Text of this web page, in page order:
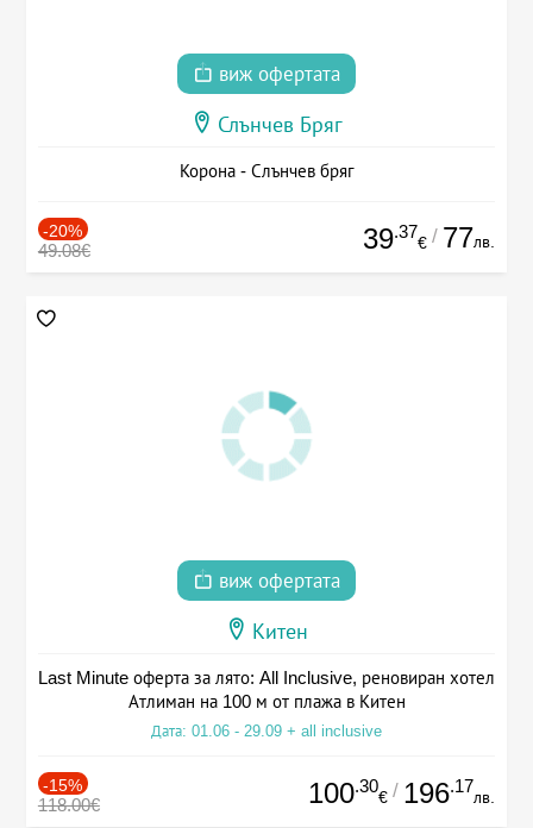
виж офертата
Слънчев Бряг
Корона - Слънчев бряг
-20%
49.08€ 39.37
€ / 77лв.
виж офертата
Китен
Last Minute оферта за лято: All Inclusive, реновиран хотел
Атлиман на 100 м от плажа в Китен
Дата: 01.06 - 29.09 + all inclusive
-15%
118.00€ 100.30
€ / 196.17
лв.